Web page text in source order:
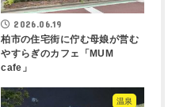
2026.06.19
柏市の住宅街に佇む母娘が営む
やすらぎのカフェ「MUM
cafe」
温泉